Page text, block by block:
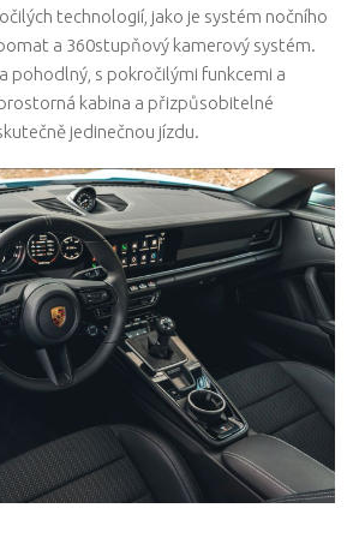
technologií, jako je systém nočního
a 360stupňový kamerový systém.
pohodlný, s pokročilými funkcemi a
kabina a přizpůsobitelné
jedinečnou jízdu.